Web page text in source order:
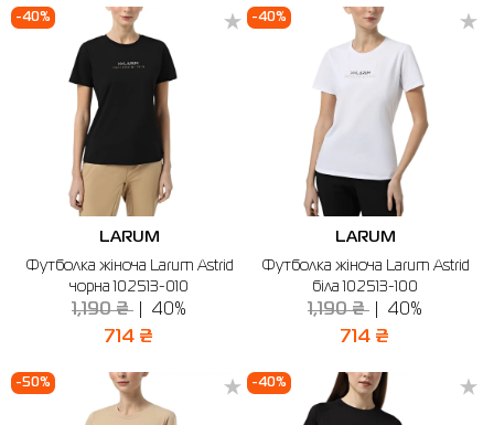
-40%
LARUM
Футболка жіноча Larum Astrid
чорна 102513-010
1,190 ₴ 40%
714 ₴
-40%
LARUM
Футболка жіноча Larum Astrid
біла 102513-100
1,190 ₴ 40%
714 ₴
-50% -40%